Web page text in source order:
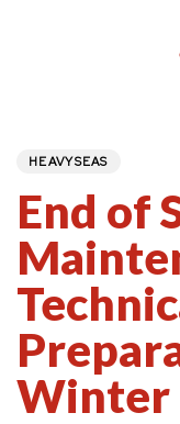
content
HEAVYSEAS
End of
Winter